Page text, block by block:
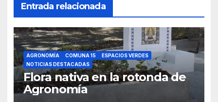
Entrada relacionada
AGRONOMÍA COMUNA 15
ESPACIOS VERDES
NOTICIAS DESTACADAS
Flora nativa en la rotonda de
Agronomía